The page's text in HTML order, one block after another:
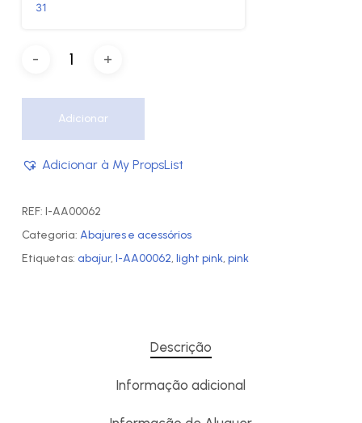
31
Adicionar
Adicionar à My PropsList
REF: I-AA00062
Categoria: Abajures e acessórios
Etiquetas: abajur, I-AA00062, light pink, pink
Descrição
Informação adicional